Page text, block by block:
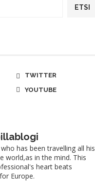
ETSI
TWITTER
YOUTUBE
has been travelling all his
world,as in the mind. This
heart beats
Europe.